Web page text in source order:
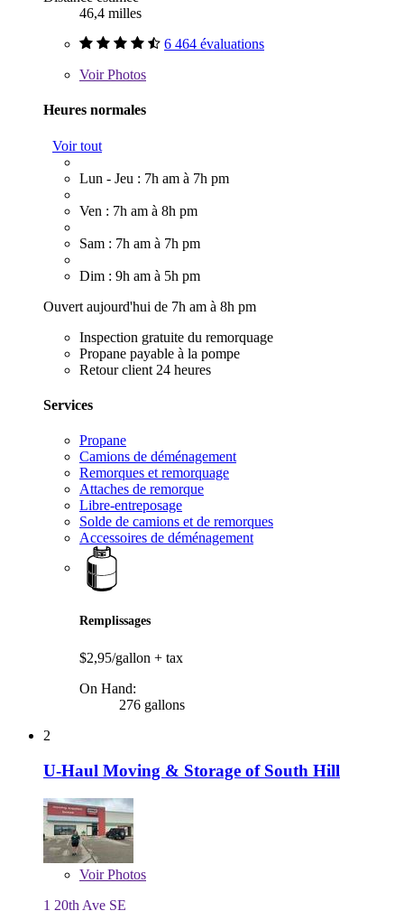
46,4 milles
6 464 évaluations
VoirPhotos
Heures normales
Voir tout
Lun - Jeu : 7h am à 7h pm
Ven : 7h am à 8h pm
Sam : 7h am à 7h pm
Dim : 9h am à 5h pm
Ouvert aujourd'hui de 7h am à 8h pm
Inspection gratuite du remorquage
Propane payable à la pompe
Retour client 24 heures
Services
Propane
Camions de déménagement
Remorques et remorquage
Attaches de remorque
Libre-entreposage
Solde de camions et de remorques
Accessoires de déménagement
Remplissages
$2,95/gallon + tax
On Hand:
276 gallons
2
U-Haul Moving & Storage of South Hill
VoirPhotos
1 20th Ave SE